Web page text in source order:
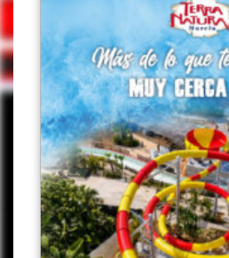
Completa el
recibirás tu